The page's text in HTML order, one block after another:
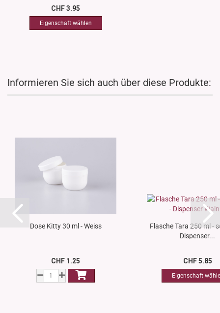
CHF 3.95
Informieren Sie sich auch über diese Produkte:
Dose Kitty 30 ml - Weiss
CHF 1.25
Flasche Tara 250 ml -
Dispenser...
CHF 5.85